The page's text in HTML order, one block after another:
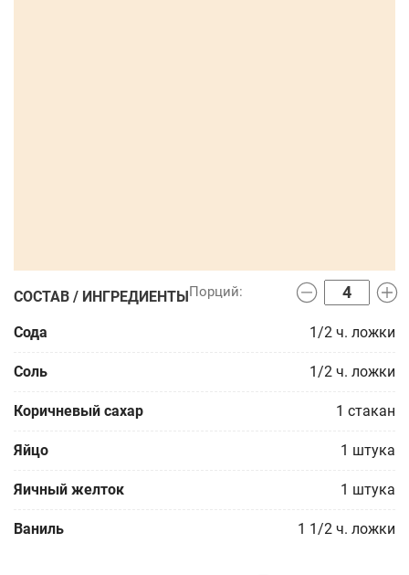
СОСТАВ / ИНГРЕДИЕНТЫ
Сода 1/2 ч. ложки
Соль 1/2 ч. ложки
Коричневый сахар 1 стакан
Яйцо 1 штука
Яичный желток 1 штука
Ваниль 1 1/2 ч. ложки